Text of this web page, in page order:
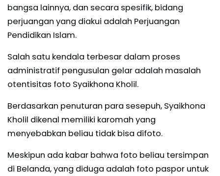
bangsa lainnya, dan secara spesifik, bidang
perjuangan yang diakui adalah Perjuangan
Pendidikan Islam.
Salah satu kendala terbesar dalam proses
administratif pengusulan gelar adalah masalah
otentisitas foto Syaikhona Kholil.
Berdasarkan penuturan para sesepuh, Syaikhona
Kholil dikenal memiliki karomah yang
menyebabkan beliau tidak bisa difoto.
Meskipun ada kabar bahwa foto beliau tersimpan
di Belanda, yang diduga adalah foto paspor untuk